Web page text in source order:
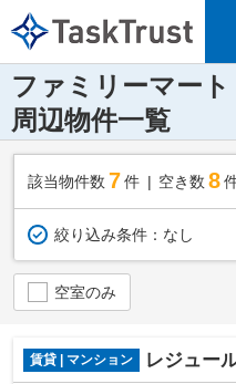
ファミリーマー
周辺物件一覧
該当物件数 7件 空き数 8
絞り込み条件： なし
空室のみ
賃貸 | マンション レジュー